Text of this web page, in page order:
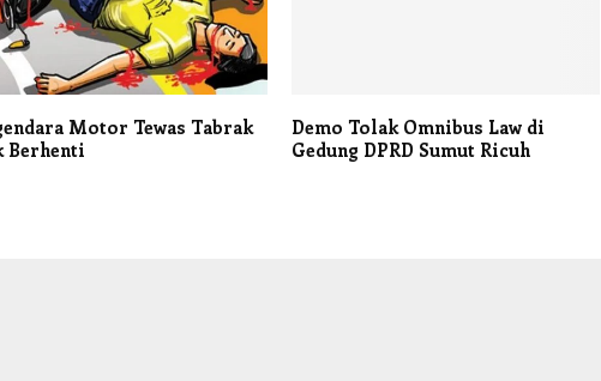
Motor Tewas Tabrak
Berhenti
Demo Tolak Omnibus Law di
Gedung DPRD Sumut Ricuh